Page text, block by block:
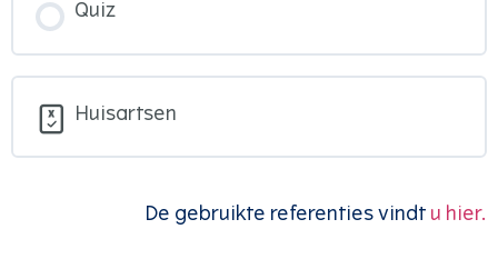
Quiz
Huisartsen
De gebruikte referenties vindt u hier.